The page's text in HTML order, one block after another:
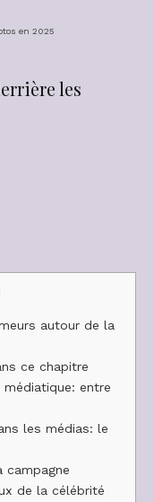
en 2025
les
autour de la
ce chapitre
entre
les médias: le
campagne
de la célébrité